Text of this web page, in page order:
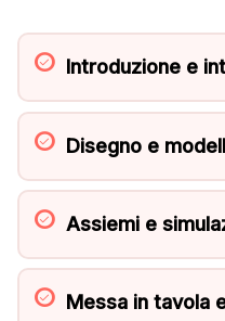
Introduzione e
Disegno e
Assiemi e
Messa in tavola